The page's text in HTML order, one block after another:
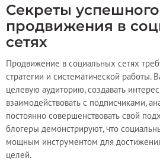
Секреты успешного
продвижения в
сетях
Продвижение в социальных сетях
стратегии и систематической работы.
целевую аудиторию, создавать
взаимодействовать с подписчиками,
постоянно совершенствовать свой
блогеры демонстрируют, что
мощным инструментом для
целей.